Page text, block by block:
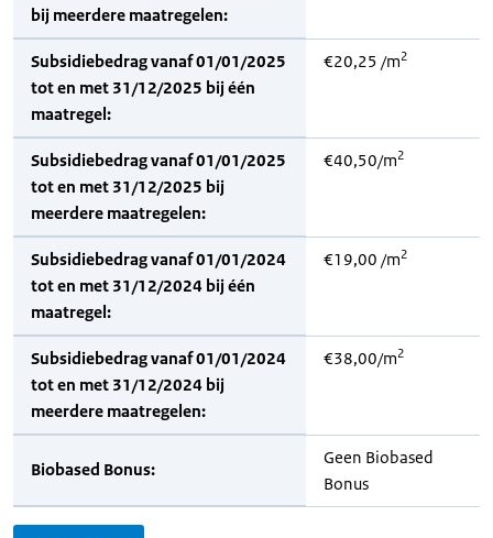
bij meerdere maatregelen:
Subsidiebedrag vanaf 01/01/2025
tot en met 31/12/2025 bij één
maatregel:
€20,25 /m2
Subsidiebedrag vanaf 01/01/2025
tot en met 31/12/2025 bij
meerdere maatregelen:
€40,50/m2
Subsidiebedrag vanaf 01/01/2024
tot en met 31/12/2024 bij één
maatregel:
€19,00 /m2
Subsidiebedrag vanaf 01/01/2024
tot en met 31/12/2024 bij
meerdere maatregelen:
€38,00/m2
Biobased Bonus:
Geen Biobased
Bonus